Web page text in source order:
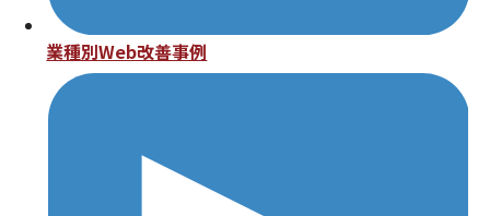
業種別Web改善事例